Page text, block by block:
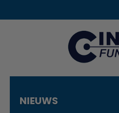
NIEUWS